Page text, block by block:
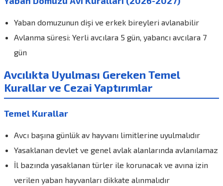
Yaban domuzunun dişi ve erkek bireyleri avlanabilir
Avlanma süresi: Yerli avcılara 5 gün, yabancı avcılara 7
gün
Avcılıkta Uyulması Gereken Temel
Kurallar ve Cezai Yaptırımlar
Temel Kurallar
Avcı başına günlük av hayvanı limitlerine uyulmalıdır
Yasaklanan devlet ve genel avlak alanlarında avlanılamaz
İl bazında yasaklanan türler ile korunacak ve avına izin
verilen yaban hayvanları dikkate alınmalıdır